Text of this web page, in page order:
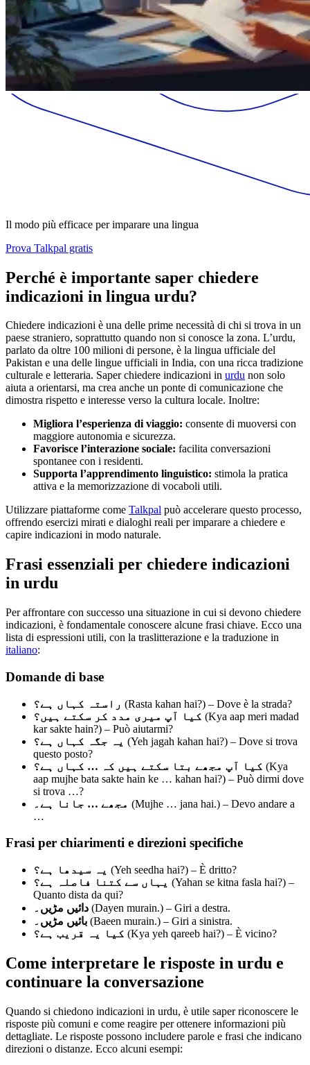
Il modo più efficace per imparare una lingua
Prova Talkpal gratis
Perché è importante saper chiedere
indicazioni in lingua urdu?
Chiedere indicazioni è una delle prime necessità di chi si trova in un
paese straniero, soprattutto quando non si conosce la zona. L’urdu,
parlato da oltre 100 milioni di persone, è la lingua ufficiale del
Pakistan e una delle lingue ufficiali in India, con una ricca tradizione
culturale e letteraria. Saper chiedere indicazioni in urdu non solo
aiuta a orientarsi, ma crea anche un ponte di comunicazione che
dimostra rispetto e interesse verso la cultura locale. Inoltre:
Migliora l’esperienza di viaggio: consente di muoversi con
maggiore autonomia e sicurezza.
Favorisce l’interazione sociale: facilita conversazioni
spontanee con i residenti.
Supporta l’apprendimento linguistico: stimola la pratica
attiva e la memorizzazione di vocaboli utili.
Utilizzare piattaforme come Talkpal può accelerare questo processo,
offrendo esercizi mirati e dialoghi reali per imparare a chiedere e
capire indicazioni in modo naturale.
Frasi essenziali per chiedere indicazioni
in urdu
Per affrontare con successo una situazione in cui si devono chiedere
indicazioni, è fondamentale conoscere alcune frasi chiave. Ecco una
lista di espressioni utili, con la traslitterazione e la traduzione in
italiano:
Domande di base
راستہ کہاں ہے؟ (Rasta kahan hai?) – Dove è la strada?
کیا آپ میری مدد کر سکتے ہیں؟ (Kya aap meri madad
kar sakte hain?) – Può aiutarmi?
یہ جگہ کہاں ہے؟ (Yeh jagah kahan hai?) – Dove si trova
questo posto?
کیا آپ مجھے بتا سکتے ہیں کہ … کہاں ہے؟ (Kya
aap mujhe bata sakte hain ke … kahan hai?) – Può dirmi dove
si trova …?
مجھے … جانا ہے۔ (Mujhe … jana hai.) – Devo andare a
…
Frasi per chiarimenti e direzioni specifiche
یہ سیدھا ہے؟ (Yeh seedha hai?) – È dritto?
یہاں سے کتنا فاصلہ ہے؟ (Yahan se kitna fasla hai?) –
Quanto dista da qui?
دائیں مڑیں۔ (Dayen murain.) – Giri a destra.
بائیں مڑیں۔ (Baeen murain.) – Giri a sinistra.
کیا یہ قریب ہے؟ (Kya yeh qareeb hai?) – È vicino?
Come interpretare le risposte in urdu e
continuare la conversazione
Quando si chiedono indicazioni in urdu, è utile saper riconoscere le
risposte più comuni e come reagire per ottenere informazioni più
dettagliate. Le risposte possono includere parole e frasi che indicano
direzioni o distanze. Ecco alcuni esempi: